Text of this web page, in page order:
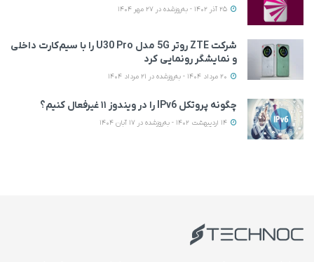
شرکت ZTE روتر 5G مدل U30 Pro را با سیم‌کارت داخلی
و نمایشگر رونمایی کرد
چگونه پروتکل IPv6 را در ویندوز ۱۱ غیرفعال کنیم؟